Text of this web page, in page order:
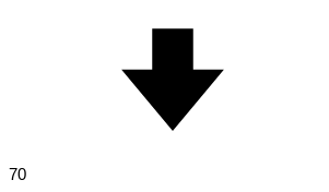
70